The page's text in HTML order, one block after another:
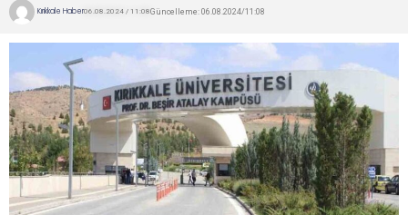
Kırıkkale Haber06.08.2024 / 11:08Güncelleme: 06.08.2024/11:08